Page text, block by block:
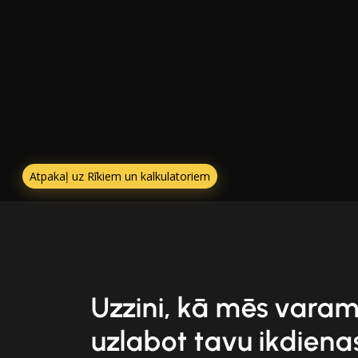
Atpakaļ uz Rīkiem un kalkulatoriem
Uzzini, kā mēs
uzlabot tavu